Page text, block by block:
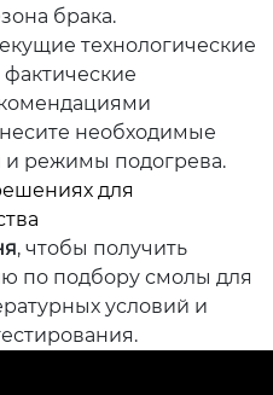
брака.
технологические
необходимые
и режимы подогрева.
для
, чтобы получить
по подбору смолы для
условий и